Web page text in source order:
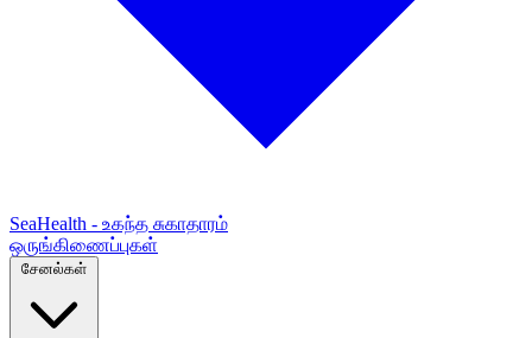
SeaHealth - உகந்த சுகாதாரம்
ஒருங்கிணைப்புகள்
சேனல்கள்